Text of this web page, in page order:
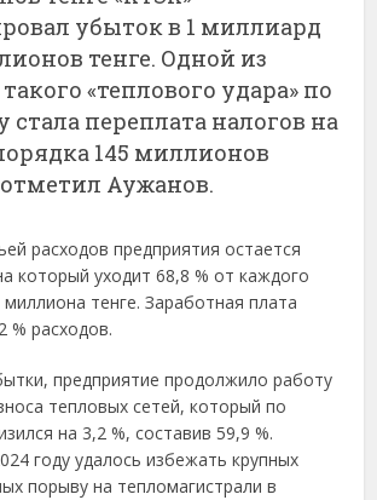
убыток в 1 миллиард
тенге. Одной из
«теплового удара» по
стала переплата налогов на
145 миллионов
отметил Аужанов.
расходов предприятия остается
который уходит 68,8 % от каждого
тенге. Заработная плата
% расходов.
предприятие продолжило работу
тепловых сетей, который по
на 3,2 %, составив 59,9 %.
году удалось избежать крупных
порыву на тепломагистрали в